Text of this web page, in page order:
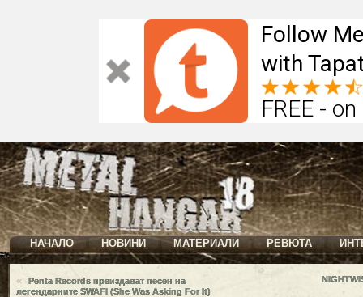
Follow
with
FREE -
НАЧАЛО НОВИНИ МАТЕРИАЛИ РЕВЮТА
«
Penta Records преиздават песен на
легендарните SWAFI (She Was Asking For It)